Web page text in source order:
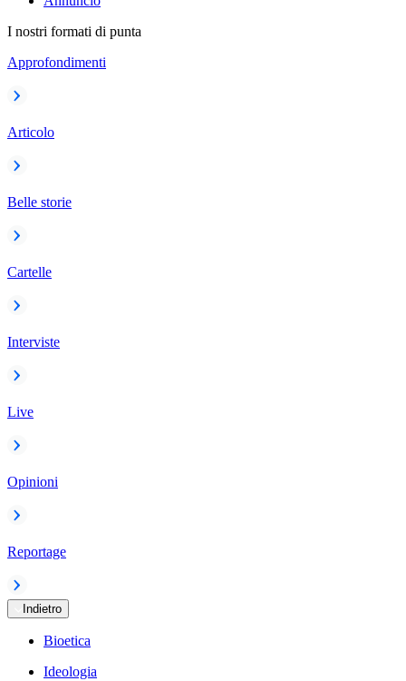
I nostri formati di punta
Approfondimenti
Articolo
Belle storie
Cartelle
Interviste
Live
Opinioni
Reportage
Indietro
Bioetica
Ideologia